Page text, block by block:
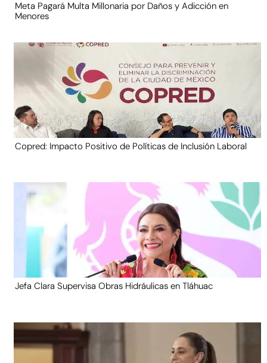
Meta Pagará Multa Millonaria por Daños y Adicción en
Menores
Copred: Impacto Positivo de Políticas de Inclusión Laboral
Jefa Clara Supervisa Obras Hidráulicas en Tláhuac